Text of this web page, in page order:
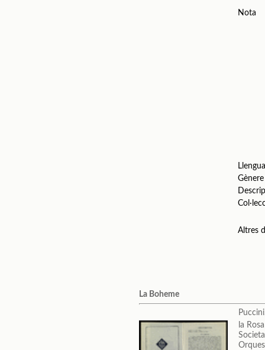
Nota
Gènere
Altres
La Boheme
la